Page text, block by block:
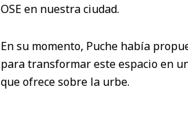
OSE en nuestra ciudad.
En su momento, Puche había
para transformar este espacio en
que ofrece sobre la urbe.